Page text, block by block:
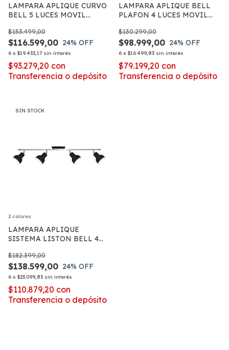
LAMPARA APLIQUE CURVO
BELL 5 LUCES MOVIL
$116.599,00
$153.499,00
24% OFF
6 x $19.433,17 sin interés
$93.279,20 con
Transferencia o depósito
LAMPARA APLIQUE BELL
PLAFON 4 LUCES MOVIL
$98.999,00
$130.299,00
24% OFF
6 x $16.499,83 sin interés
$79.199,20 con
Transferencia o depósito
SIN STOCK
LAMPARA APLIQUE
SISTEMA LISTON BELL 4
LED E27
$138.599,00
$182.399,00
24% OFF
6 x $23.099,83 sin interés
$110.879,20 con
Transferencia o depósito
2 colores